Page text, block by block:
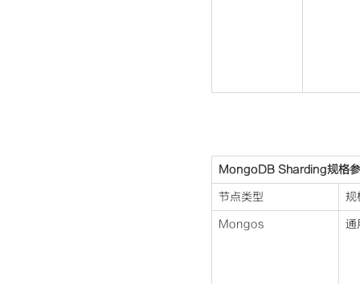
MongoDB Sharding规格
节点类型 规
Mongos 通